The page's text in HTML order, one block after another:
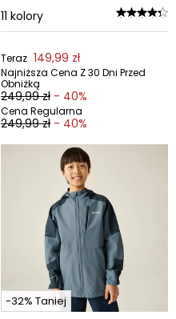
11 kolory
Teraz 149,99 zł
Najniższa Cena Z 30 Dni Przed
Obniżką
249,99 zł - 40%
Cena Regularna
249,99 zł - 40%
-32% Taniej